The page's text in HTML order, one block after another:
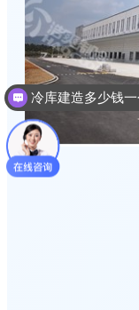
冷库建造设计方案